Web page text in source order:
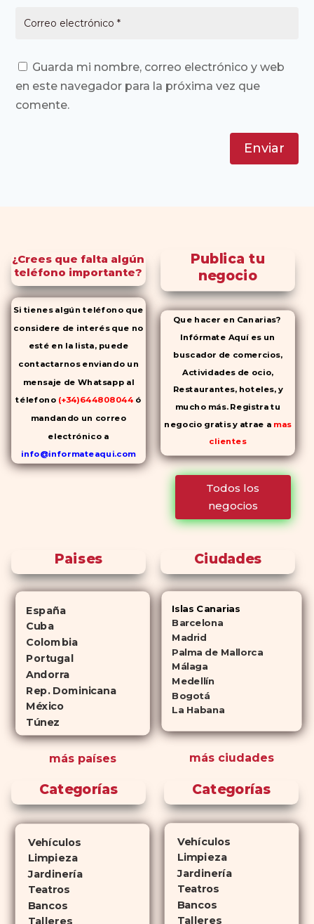
Guarda mi nombre, correo electrónico y web
en este navegador para la próxima vez que
comente.
Enviar
¿Crees que falta algún
teléfono importante?
Si tienes algún teléfono que
considere de interés que no
esté en la lista, puede
contactarnos enviando un
mensaje de Whatsapp al
télefono (+34)644808044 ó
mandando un correo
electrónico a
info@informateaqui.com
Mientras que antes la
cambio de los tiempos ha
permitido la producción de
alternativas genéricas tanto a
Cialis como a
respectivamente) que se
consideran tan rentables e igual
de eficaces que su homólogo de
marca. En su mayor parte,
ambos medicamentos funcionan
de la misma manera y tienen
perfiles de efectos secundarios
diferencia? El tiempo.comprar
Cialisejerce sus efectos hasta 4
veces más tiempo que Viagra, lo
atractiva para quienes no desean
planificar sus actividades
románticas con antelación.
Publica tu
negocio
Que hacer en Canarias?
Infórmate Aquí es un
buscador de comercios,
Actividades de ocio,
Restaurantes, hoteles, y
mucho más. Registra tu
negocio gratis y atrae a mas
clientes
Todos los
negocios
Paises
España
Cuba
Colombia
Portugal
Andorra
Rep. Dominicana
México
Túnez
más países
Ciudades
Islas Canarias
Barcelona
Madrid
Palma de Mallorca
Málaga
Medellín
Bogotá
La Habana
más ciudades
Categorías
Vehículos
Limpieza
Jardinería
Teatros
Bancos
Talleres
Categorías
Vehículos
Limpieza
Jardinería
Teatros
Bancos
Talleres